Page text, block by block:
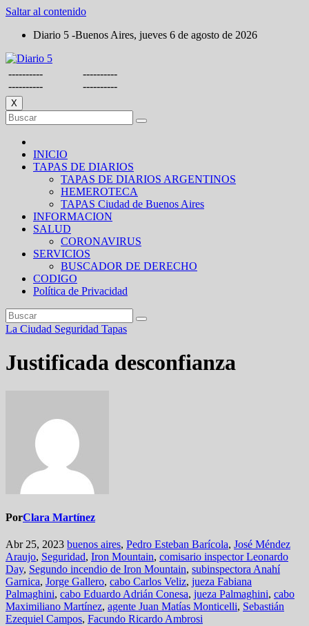
Saltar al contenido
Diario 5 -Buenos Aires, jueves 6 de agosto de 2026
----------
----------
----------
----------
X
INICIO
TAPAS DE DIARIOS
TAPAS DE DIARIOS ARGENTINOS
HEMEROTECA
TAPAS Ciudad de Buenos Aires
INFORMACION
SALUD
CORONAVIRUS
SERVICIOS
BUSCADOR DE DERECHO
CODIGO
Política de Privacidad
La Ciudad Seguridad Tapas
Justificada desconfianza
PorClara Martínez
Abr 25, 2023 buenos aires, Pedro Esteban Barícola, José Méndez
Araujo, Seguridad, Iron Mountain, comisario inspector Leonardo
Day, Segundo incendio de Iron Mountain, subinspectora Anahí
Garnica, Jorge Gallero, cabo Carlos Veliz, jueza Fabiana
Palmaghini, cabo Eduardo Adrián Conesa, jueza Palmaghini, cabo
Maximiliano Martínez, agente Juan Matías Monticelli, Sebastián
Ezequiel Campos, Facundo Ricardo Ambrosi